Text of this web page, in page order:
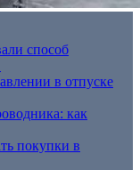
способ
в отпуске
как
покупки в